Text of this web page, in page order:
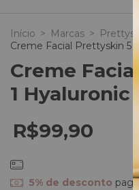
Início > Marcas >
Creme Facial Prettyskin 5
Creme
1 Hyaluronic
R$99,90
5% de desconto